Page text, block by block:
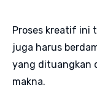
Proses kreatif ini
juga harus
yang dituangkan
makna.